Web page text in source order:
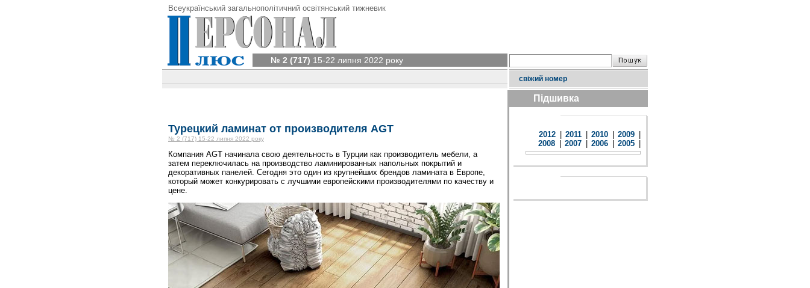
Всеукраїнський загальнополітичний освітянський тижневик
№ 2 (717) 15-22 липня 2022 року
свіжий номер
Турецкий ламинат от производителя AGT
№ 2 (717) 15-22 липня 2022 року
Компания AGT начинала свою деятельность в Турции как производитель мебели, а
затем переключилась на производство ламинированных напольных покрытий и
декоративных панелей. Сегодня это один из крупнейших брендов ламината в Европе,
который может конкурировать с лучшими европейскими производителями по качеству и
цене.
Підшивка
2012 2011 2010 2009
2008
2007 2006 2005